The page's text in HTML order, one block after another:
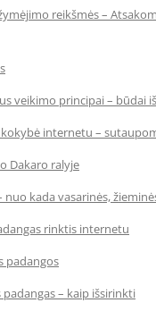
reikšmės –
veikimo principai – būdai
internetu –
Dakaro ralyje
nuo kada vasarinės,
rinktis internetu
padangos
padangas – kaip išsirinkti